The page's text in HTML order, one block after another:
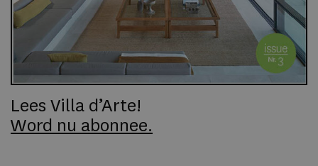
Lees Villa d’Arte!
Word nu abonnee.